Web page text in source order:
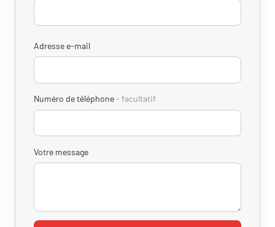
Adresse e-mail
Numéro de téléphone facultatif
Votre message